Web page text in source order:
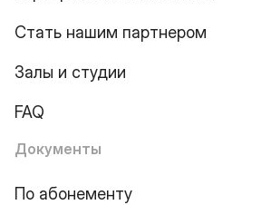
Стать нашим партнером
Залы и студии
FAQ
Документы
По абонементу